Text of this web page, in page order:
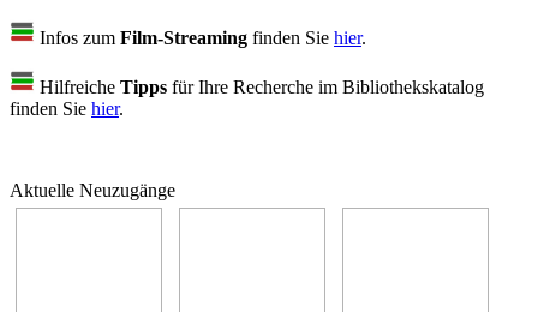
Infos zum Film-Streaming finden Sie hier.
Hilfreiche Tipps für Ihre Recherche im Bibliothekskatalog
finden Sie hier.
Aktuelle Neuzugänge